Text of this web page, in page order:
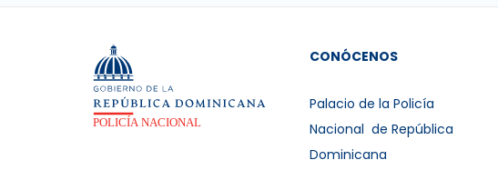
CONÓCENOS
Palacio de la Policía
Nacional de República
Dominicana